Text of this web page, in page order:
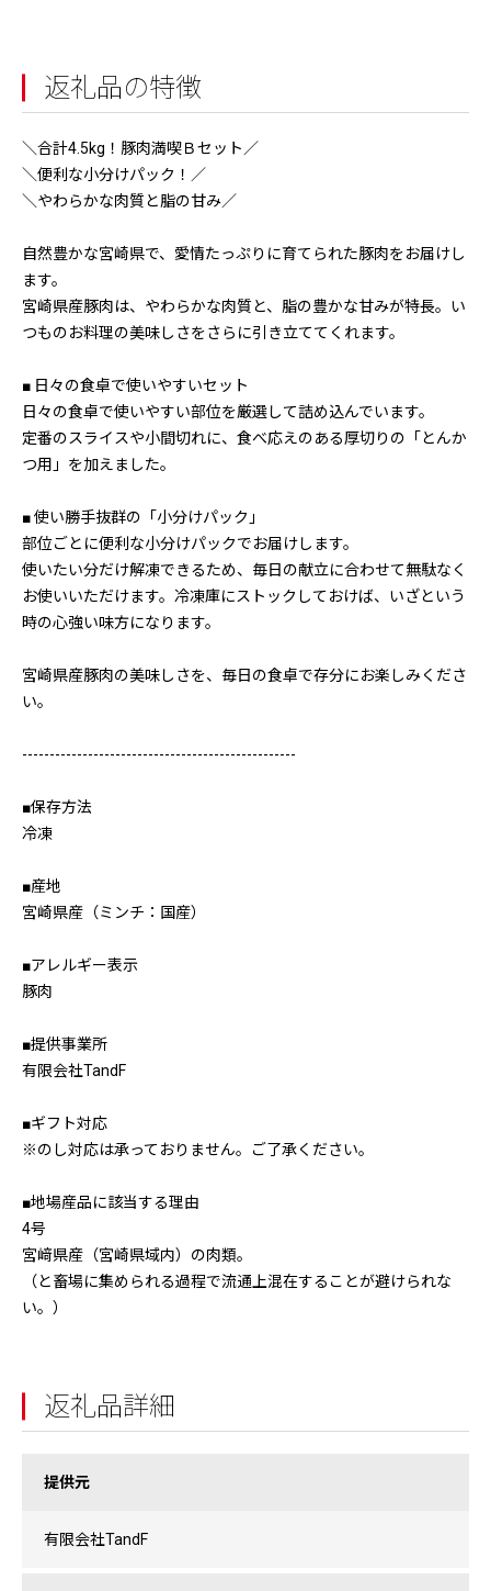
返礼品の特徴
＼合計4.5kg！豚肉満喫Ｂセット／
＼便利な小分けパック！／
＼やわらかな肉質と脂の甘み／
自然豊かな宮崎県で、愛情たっぷりに育てられた豚肉をお届けし
ます。
宮崎県産豚肉は、やわらかな肉質と、脂の豊かな甘みが特長。い
つものお料理の美味しさをさらに引き立ててくれます。
■ 日々の食卓で使いやすいセット
日々の食卓で使いやすい部位を厳選して詰め込んでいます。
定番のスライスや小間切れに、食べ応えのある厚切りの「とんか
つ用」を加えました。
■ 使い勝手抜群の「小分けパック」
部位ごとに便利な小分けパックでお届けします。
使いたい分だけ解凍できるため、毎日の献立に合わせて無駄なく
お使いいただけます。冷凍庫にストックしておけば、いざという
時の心強い味方になります。
宮崎県産豚肉の美味しさを、毎日の食卓で存分にお楽しみくださ
い。
--------------------------------------------------
■保存方法
冷凍
■産地
宮崎県産（ミンチ：国産）
■アレルギー表示
豚肉
■提供事業所
有限会社TandF
■ギフト対応
※のし対応は承っておりません。ご了承ください。
■地場産品に該当する理由
4号
宮﨑県産（宮崎県域内）の肉類。
（と畜場に集められる過程で流通上混在することが避けられな
い。）
返礼品詳細
提供元
有限会社TandF